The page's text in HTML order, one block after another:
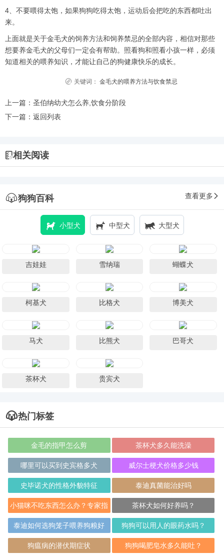
4、不要喂得太饱，如果狗狗吃得太饱，运动后会把吃的东西都吐出
来。
上面就是关于金毛犬的饲养方法和饲养禁忌的全部内容，相信对那些
想要养金毛犬的父母们一定会有帮助。照看狗和照看小孩一样，必须
知道相关的喂养知识，才能让自己的狗健康快乐的成长。
关键词： 金毛犬的喂养方法与饮食禁忌
上一篇： 圣伯纳幼犬怎么养,饮食分阶段
下一篇： 返回列表
相关阅读
狗狗百科 查看更多
小型犬 中型犬 大型犬
吉娃娃 雪纳瑞 蝴蝶犬
柯基犬 比格犬 博美犬
马犬 比熊犬 巴哥犬
茶杯犬 贵宾犬
热门标签
金毛的指甲怎么剪 ​​​​​​​茶杯犬多久能洗澡
哪里可以买到史宾格多犬 威尔士梗犬价格多少钱
史毕诺犬的性格外貌特征 泰迪真菌能治好吗
小猫咪不吃东西怎么办？专家指
导助您解决猫
茶杯犬如何好养吗？
泰迪如何选狗笼子喂养狗粮好 狗狗可以用人的眼药水吗？
狗瘟病的潜伏期症状 狗狗喝肥皂水多久能吐？